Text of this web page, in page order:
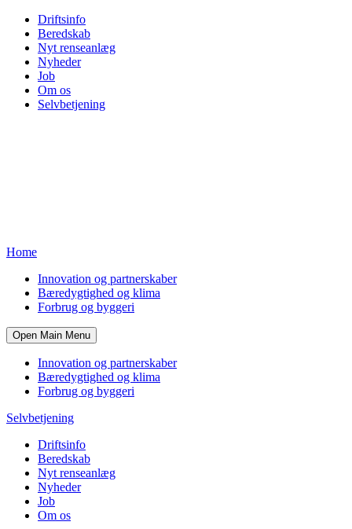
Driftsinfo
Beredskab
Nyt renseanlæg
Nyheder
Job
Om os
Selvbetjening
Home
Innovation og partnerskaber
Bæredygtighed og klima
Forbrug og byggeri
Open Main Menu
Innovation og partnerskaber
Bæredygtighed og klima
Forbrug og byggeri
Selvbetjening
Driftsinfo
Beredskab
Nyt renseanlæg
Nyheder
Job
Om os